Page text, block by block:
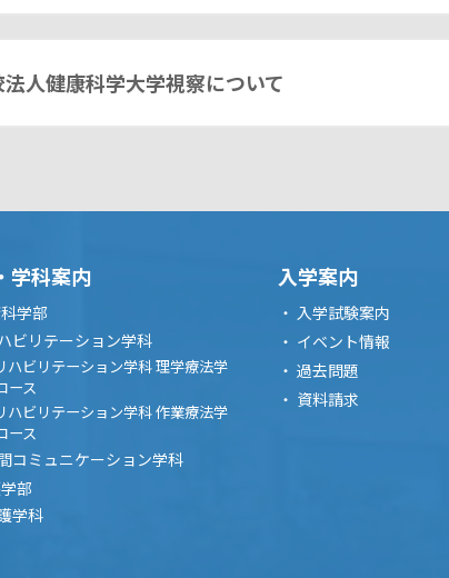
人健康科学大学視察について
学科案内
学部
ビリテーション学科
ハビリテーション学科 理学療法学
ース
ハビリテーション学科 作業療法学
ース
コミュニケーション学科
部
学科
入学案内
入学試験案内
イベント情報
過去問題
資料請求